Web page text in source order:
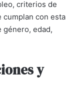
criterios de
con esta
género, edad,
y